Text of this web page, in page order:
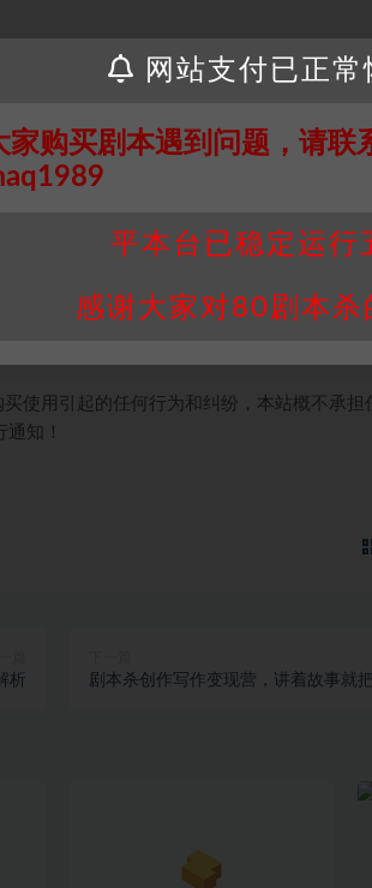
请联系客服补发！！！网盘不限速下载神器→
人整理而来，仅供学习研究使用，请勿用于
同意受本条约约束，并遵守所有适用的法律
于机关版权或权利人。如有侵权，请发邮件
在三天内下架相关剧本攻略。
本站积分为本站收取的赞助费，用于本站整
使用引起的任何行为和纠纷，本站概不承担
知！
析 剧本杀创作写作变现营，讲着故事就
网站支付已正常
家购买剧本遇到问题，请联
平本台已稳定运行
感谢大家对80剧本杀